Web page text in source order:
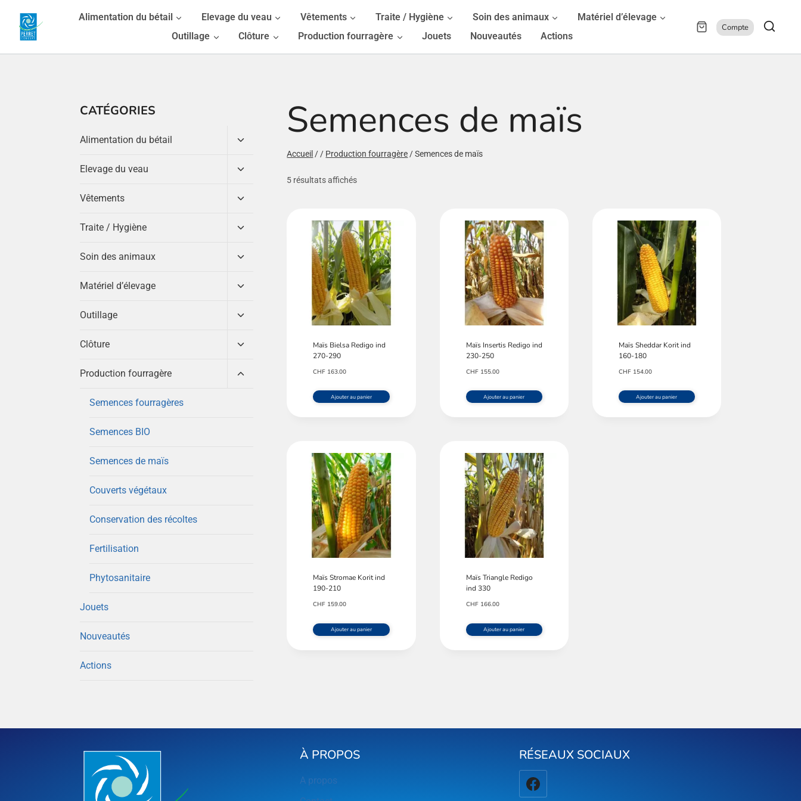
Alimentation du bétail Elevage du veau Vêtements Traite / Hygiène Soin des animaux
Matériel d’élevage
Outillage
Clôture Production fourragère Jouets Nouveautés Actions
Compte
Semences de maïs
Accueil / / Production fourragère / Semences de maïs
5 résultats affichés
Maïs Bielsa Redigo ind
270-290
CHF 163.00
Ajouter au panier
Maïs Insertis Redigo ind
230-250
CHF155.00
Ajouter au panier
Maïs Sheddar Korit ind
160-180
CHF154.00
Ajouter au panier
Maïs Stromae Korit ind
190-210
CHF 159.00
Ajouter au panier
Maïs Triangle Redigo
ind 330
CHF166.00
Ajouter au panier
CATÉGORIES
Alimentation du bétail
Ouvrir/fermer
menu
Elevage du veau
Ouvrir/fermer
menu
Vêtements
Ouvrir/fermer
menu
Traite / Hygiène
Ouvrir/fermer
menu
Soin des animaux
Ouvrir/fermer
menu
Matériel d’élevage
Ouvrir/fermer
menu
Outillage
Ouvrir/fermer
menu
Clôture
Ouvrir/fermer
menu
Production fourragère
Ouvrir/fermer
Semences fourragères
Semences BIO
Semences de maïs
Couverts végétaux
Conservation des récoltes
Fertilisation
Phytosanitaire
Jouets
Nouveautés
Actions
À PROPOS
A propos
RÉSEAUX SOCIAUX